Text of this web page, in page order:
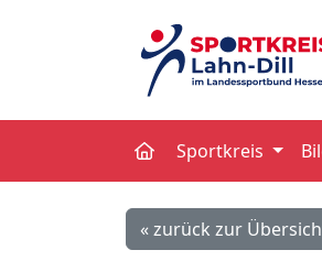
Sportkreis
« zurück zur